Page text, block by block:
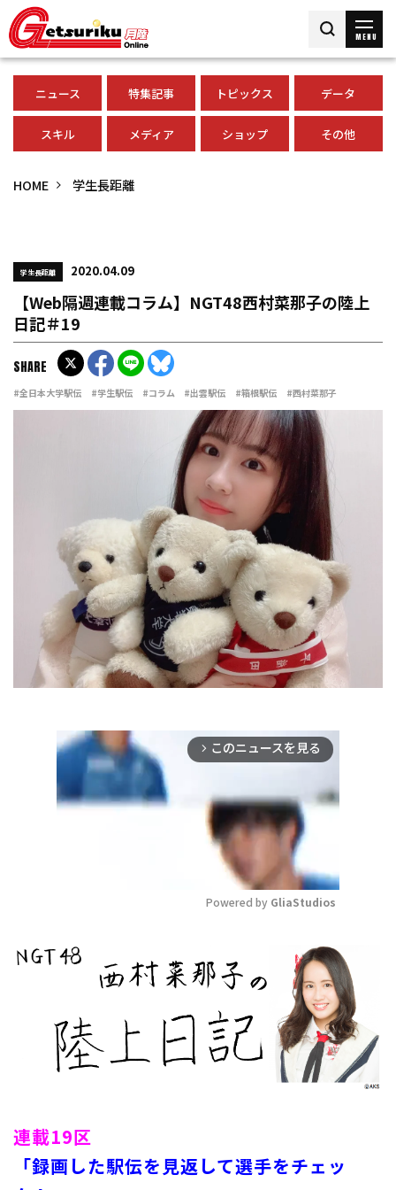
MENU
ニュース 特集記事 トピックス データ
スキル メディア ショップ その他
HOME 学生長距離
学生長距離 2020.04.09
【Web隔週連載コラム】NGT48西村菜那子の陸上
日記＃19
#全日本大学駅伝 #学生駅伝 #コラム #出雲駅伝 #箱根駅伝 #西村菜那子
SHARE
arrow_forward_ios このニュースを見る
Powered by GliaStudios
連載19区
「録画した駅伝を見返して選手をチェッ